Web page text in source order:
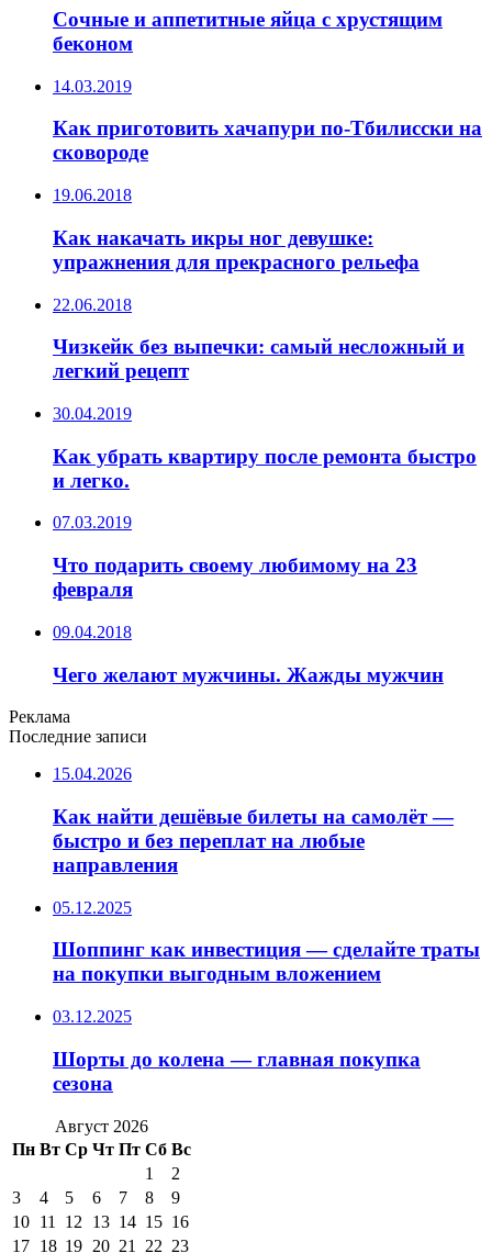
Сочные и аппетитные яйца с хрустящим
беконом
14.03.2019
Как приготовить хачапури по-Тбилисски на
сковороде
19.06.2018
Как накачать икры ног девушке:
упражнения для прекрасного рельефа
22.06.2018
Чизкейк без выпечки: самый несложный и
легкий рецепт
30.04.2019
Как убрать квартиру после ремонта быстро
и легко.
07.03.2019
Что подарить своему любимому на 23
февраля
09.04.2018
Чего желают мужчины. Жажды мужчин
Реклама
Последние записи
15.04.2026
Как найти дешёвые билеты на самолёт —
быстро и без переплат на любые
направления
05.12.2025
Шоппинг как инвестиция — сделайте траты
на покупки выгодным вложением
03.12.2025
Шорты до колена — главная покупка
сезона
Август 2026
Пн Вт Ср Чт Пт Сб Вс
1
2
3
4 5 6 7 8
9
10 11 12 13 14 15 16
17 18 19 20 21 22 23